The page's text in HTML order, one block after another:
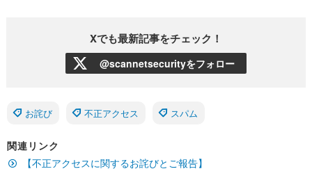
Xでも最新記事をチェック！
@scannetsecurityをフォロー
お詫び 不正アクセス スパム
関連リンク
【不正アクセスに関するお詫びとご報告】